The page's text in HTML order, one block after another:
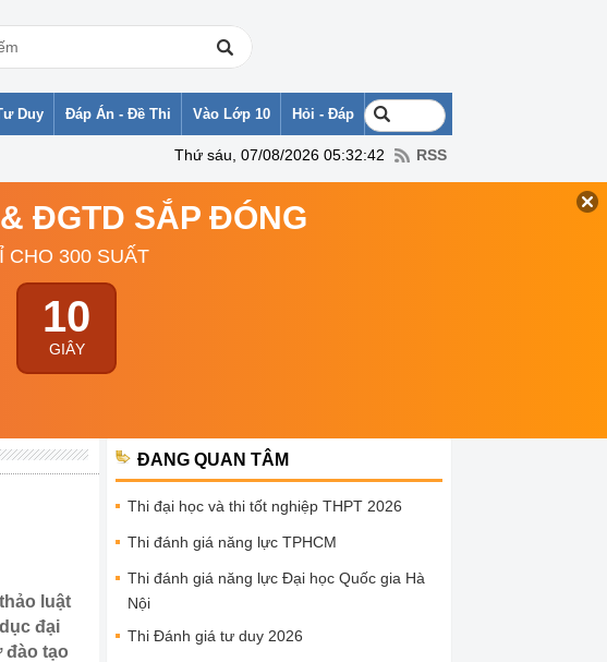
Duy Đáp Án - Đề Thi Vào Lớp 10 Hỏi - Đáp
Thứ sáu, 07/08/2026 05:32:42 RSS
ĐGTD SẮP ĐÓNG
CHO 300 SUẤT
09
GIÂY
luật
đại
đào tạo
ĐANG QUAN TÂM
Thi đại học và thi tốt nghiệp THPT 2026
Thi đánh giá năng lực TPHCM
Thi đánh giá năng lực Đại học Quốc gia Hà
Nội
Thi Đánh giá tư duy 2026